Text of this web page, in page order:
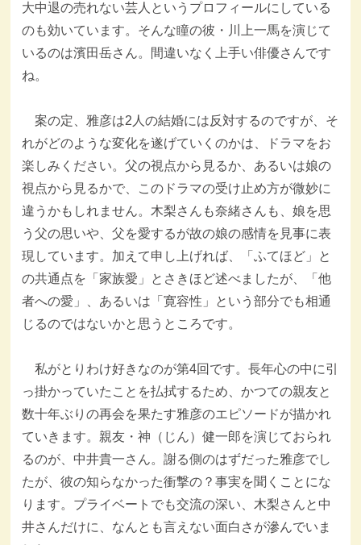
大中退の売れない芸人というプロフィールにしている
のも効いています。そんな瞳の彼・川上一馬を演じて
いるのは濱田岳さん。間違いなく上手い俳優さんです
ね。
案の定、雅彦は2人の結婚には反対するのですが、そ
れがどのような変化を遂げていくのかは、ドラマをお
楽しみください。父の視点から見るか、あるいは娘の
視点から見るかで、このドラマの受け止め方が微妙に
違うかもしれません。木梨さんも奈緒さんも、娘を思
う父の思いや、父を愛するが故の娘の感情を見事に表
現しています。加えて申し上げれば、「ふてほど」と
の共通点を「家族愛」とさきほど述べましたが、「他
者への愛」、あるいは「寛容性」という部分でも相通
じるのではないかと思うところです。
私がとりわけ好きなのが第4回です。長年心の中に引
っ掛かっていたことを払拭するため、かつての親友と
数十年ぶりの再会を果たす雅彦のエピソードが描かれ
ていきます。親友・神（じん）健一郎を演じておられ
るのが、中井貴一さん。謝る側のはずだった雅彦でし
たが、彼の知らなかった衝撃の？事実を聞くことにな
ります。プライベートでも交流の深い、木梨さんと中
井さんだけに、なんとも言えない面白さが滲んでいま